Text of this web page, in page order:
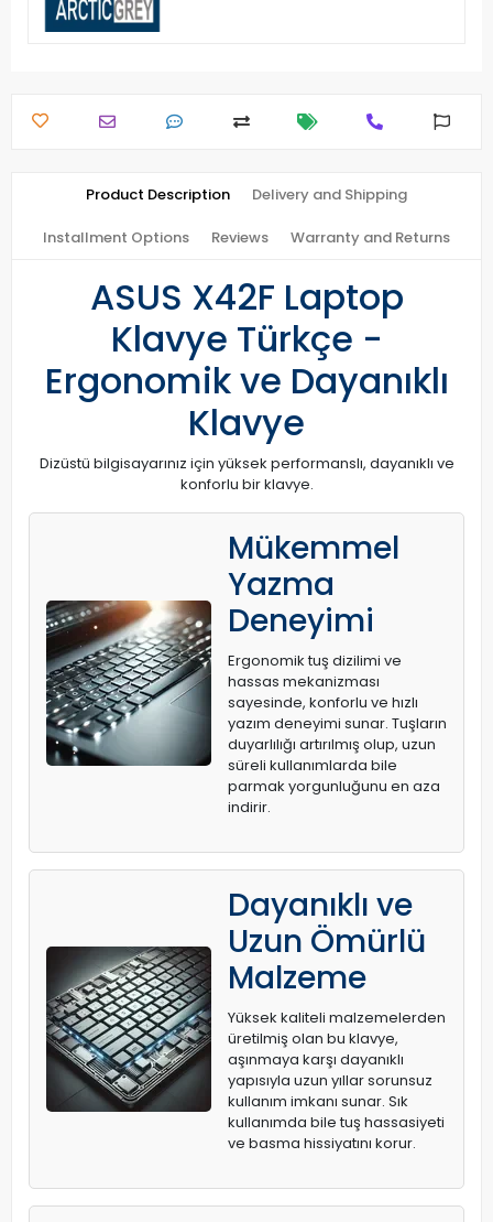
Product Description Delivery and Shipping
Installment Options Reviews Warranty and Returns
ASUS X42F Laptop
Klavye Türkçe -
Ergonomik ve Dayanıklı
Klavye
Dizüstü bilgisayarınız için yüksek performanslı, dayanıklı ve
konforlu bir klavye.
Mükemmel
Yazma
Deneyimi
Ergonomik tuş dizilimi ve
hassas mekanizması
sayesinde, konforlu ve hızlı
yazım deneyimi sunar. Tuşların
duyarlılığı artırılmış olup, uzun
süreli kullanımlarda bile
parmak yorgunluğunu en aza
indirir.
Dayanıklı ve
Uzun Ömürlü
Malzeme
Yüksek kaliteli malzemelerden
üretilmiş olan bu klavye,
aşınmaya karşı dayanıklı
yapısıyla uzun yıllar sorunsuz
kullanım imkanı sunar. Sık
kullanımda bile tuş hassasiyeti
ve basma hissiyatını korur.